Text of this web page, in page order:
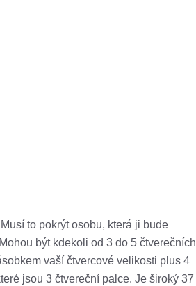
to pokrýt osobu, která ji bude
být kdekoli od 3 do 5 čtverečních
vaší čtvercové velikosti plus 4
jsou 3 čtvereční palce. Je široký 37